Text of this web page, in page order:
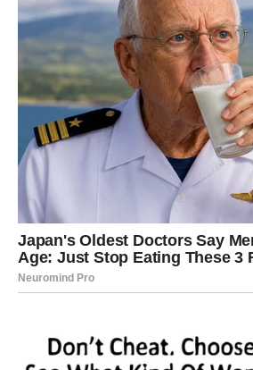
mart za Strelca označava početak
Možda nećete odmah imati sve
jasnoću. A jasnoća je prvi korak
ŠTA DONOSI
SVIMA?
Bez obzira na znak, energija ovog
kulminaciju emotivnih procesa,
razotkrivanje tajni,